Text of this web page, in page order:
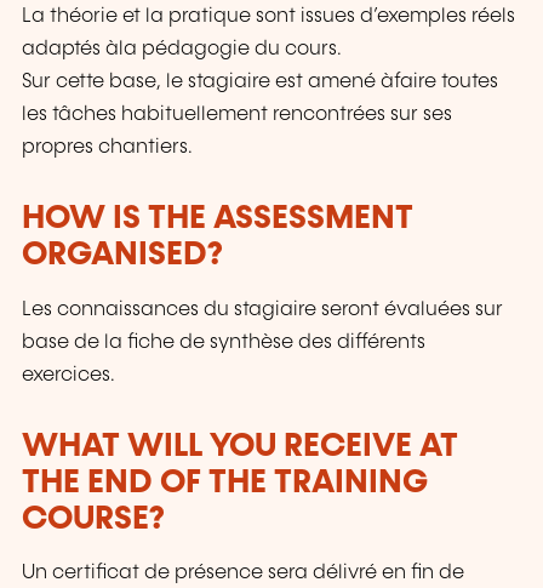
La théorie et la pratique sont issues d’exemples réels
adaptés àla pédagogie du cours.
Sur cette base, le stagiaire est amené àfaire toutes
les tâches habituellement rencontrées sur ses
propres chantiers.
HOW IS THE ASSESSMENT
ORGANISED?
Les connaissances du stagiaire seront évaluées sur
base de la fiche de synthèse des différents
exercices.
WHAT WILL YOU RECEIVE AT
THE END OF THE TRAINING
COURSE?
Un certificat de présence sera délivré en fin de